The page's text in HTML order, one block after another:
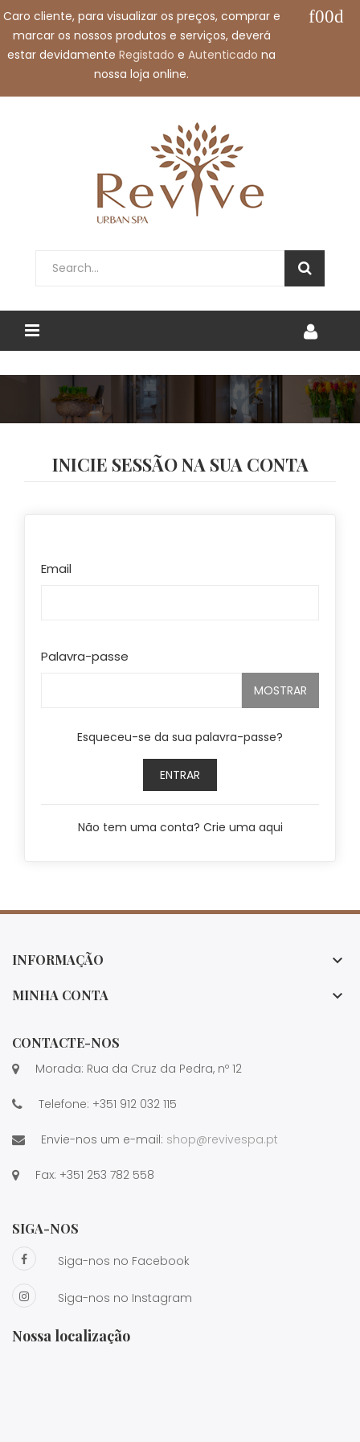
Caro cliente, para visualizar os preços, comprar e
marcar os nossos produtos e serviços, deverá
estar devidamente Registado e Autenticado na
nossa loja online.
Contacte-nos: +351 912 032 115
Envie-nos um e-mail: shop@revivespa.pt
Português
INICIE SESSÃO NA SUA CONTA
Email
Palavra-passe
MOSTRAR
Esqueceu-se da sua palavra-passe?
ENTRAR
Não tem uma conta? Crie uma aqui
INFORMAÇÃO 
MINHA CONTA 
CONTACTE-NOS
Morada: Rua da Cruz da Pedra, nº 12
Telefone: +351 912 032 115
Envie-nos um e-mail: shop@revivespa.pt
Fax: +351 253 782 558
SIGA-NOS
Siga-nos no Facebook
Siga-nos no Instagram
Nossa localização